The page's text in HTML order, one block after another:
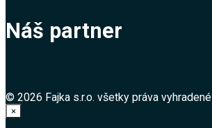
Náš partner
© 2026 Fajka s.r.o. všetky práva vyhradené
×